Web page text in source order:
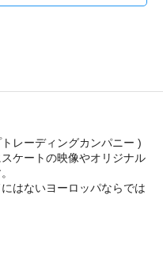
レーディングカンパニー )
ケートの映像やオリジナル
はないヨーロッパならでは